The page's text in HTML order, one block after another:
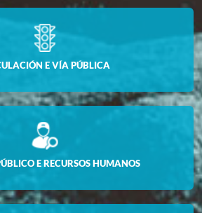
E VÍA PÚBLICA
E RECURSOS HUMANOS